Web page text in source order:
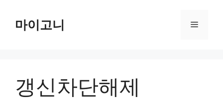
마이고니 메
갱신차단해제